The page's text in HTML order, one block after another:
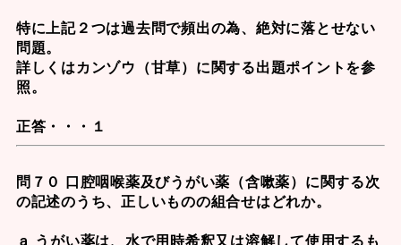
特に上記２つは過去問で頻出の為、絶対に落とせない
問題。
詳しくはカンゾウ（甘草）に関する出題ポイントを参
照。
正答・・・１
問７０ 口腔咽喉薬及びうがい薬（含嗽薬）に関する次
の記述のうち、正しいものの組合せはどれか。
ａ うがい薬は、水で用時希釈又は溶解して使用するも